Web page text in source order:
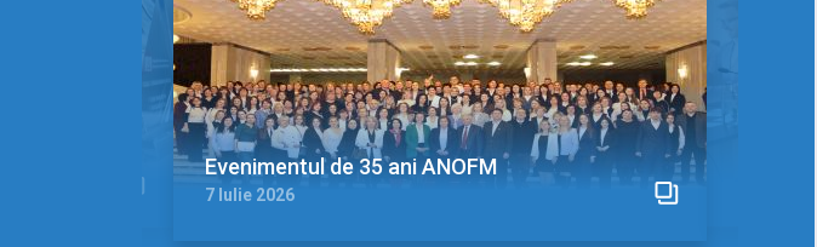
Evenimentul de 35 ani ANOFM
7 Iulie 2026